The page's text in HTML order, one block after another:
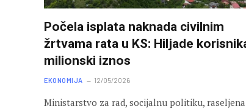
Počela isplata naknada civilnim
žrtvama rata u KS: Hiljade
milionski iznos
EKONOMIJA 12/05/2026
Ministarstvo za rad, socijalnu politiku,